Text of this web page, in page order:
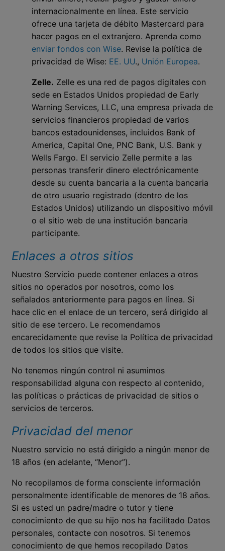
internacionalmente en línea. Este servicio
ofrece una tarjeta de débito Mastercard para
hacer pagos en el extranjero. Aprenda como
enviar fondos con Wise. Revise la política de
privacidad de Wise: EE. UU., Unión Europea.
Zelle. Zelle es una red de pagos digitales con
sede en Estados Unidos propiedad de Early
Warning Services, LLC, una empresa privada de
servicios financieros propiedad de varios
bancos estadounidenses, incluidos Bank of
America, Capital One, PNC Bank, U.S. Bank y
Wells Fargo. El servicio Zelle permite a las
personas transferir dinero electrónicamente
desde su cuenta bancaria a la cuenta bancaria
de otro usuario registrado (dentro de los
Estados Unidos) utilizando un dispositivo móvil
o el sitio web de una institución bancaria
participante.
Enlaces a otros sitios
Nuestro Servicio puede contener enlaces a otros
sitios no operados por nosotros, como los
señalados anteriormente para pagos en línea. Si
hace clic en el enlace de un tercero, será dirigido al
sitio de ese tercero. Le recomendamos
encarecidamente que revise la Política de privacidad
de todos los sitios que visite.
No tenemos ningún control ni asumimos
responsabilidad alguna con respecto al contenido,
las políticas o prácticas de privacidad de sitios o
servicios de terceros.
Privacidad del menor
Nuestro servicio no está dirigido a ningún menor de
18 años (en adelante, “Menor”).
No recopilamos de forma consciente información
personalmente identificable de menores de 18 años.
Si es usted un padre/madre o tutor y tiene
conocimiento de que su hijo nos ha facilitado Datos
personales, contacte con nosotros. Si tenemos
conocimiento de que hemos recopilado Datos